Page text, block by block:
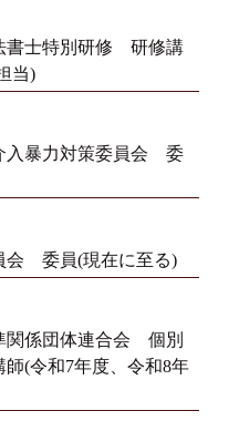
書士特別研修 研修講
当)
入暴力対策委員会 委
会 委員(現在に至る)
関係団体連合会 個別
(令和7年度、令和8年